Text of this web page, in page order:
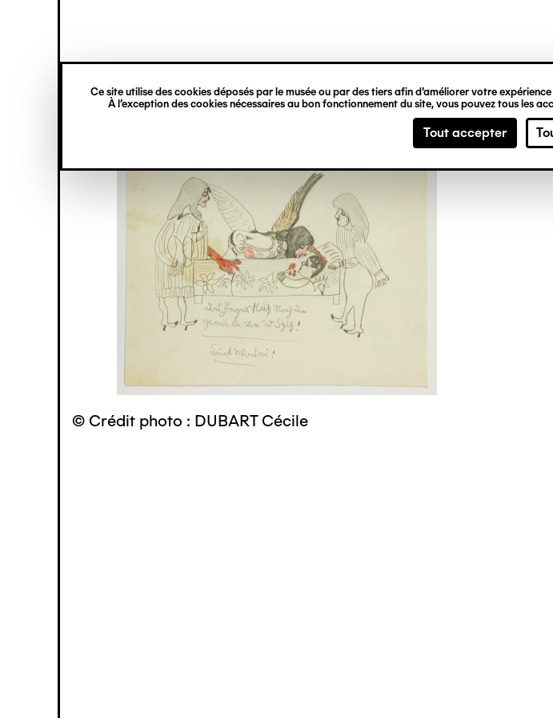
Ce site utilise des cookies déposés par le musée ou par des tiers afin d’améliorer votre
À l’exception des cookies nécessaires au bon fonctionnement du site, vous pouvez tous les
Tout accepter
principal
verticale
© Crédit photo : DUBART Cécile